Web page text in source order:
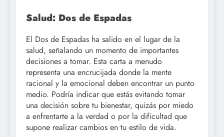
Salud: Dos de Espadas
El Dos de Espadas ha salido en el lugar de la
salud, señalando un momento de importantes
decisiones a tomar. Esta carta a menudo
representa una encrucijada donde la mente
racional y la emocional deben encontrar un punto
medio. Podría indicar que estás evitando tomar
una decisión sobre tu bienestar, quizás por miedo
a enfrentarte a la verdad o por la dificultad que
supone realizar cambios en tu estilo de vida.